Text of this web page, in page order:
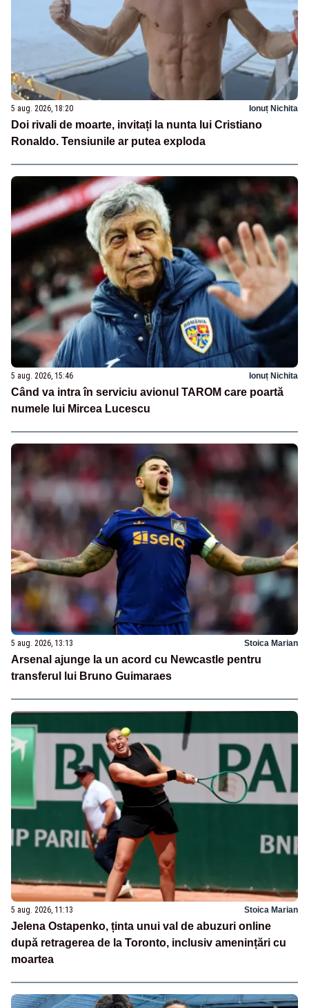
5 aug. 2026, 18:20 Ionuț Nichita
Doi rivali de moarte, invitați la nunta lui Cristiano
Ronaldo. Tensiunile ar putea exploda
5 aug. 2026, 15:46 Ionuț Nichita
Când va intra în serviciu avionul TAROM care poartă
numele lui Mircea Lucescu
5 aug. 2026, 13:13 Stoica Marian
Arsenal ajunge la un acord cu Newcastle pentru
transferul lui Bruno Guimaraes
5 aug. 2026, 11:13 Stoica Marian
Jelena Ostapenko, ținta unui val de abuzuri online
după retragerea de la Toronto, inclusiv amenințări cu
moartea